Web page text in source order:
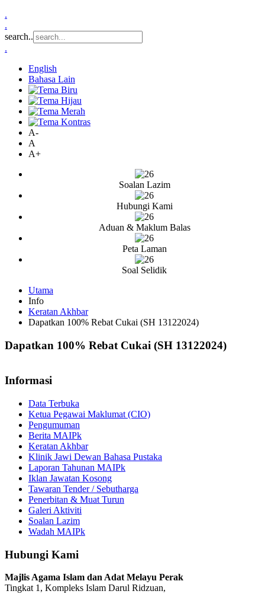
.
.
search..
.
English
Bahasa Lain
A-
A
A+
Soalan Lazim
Hubungi Kami
Aduan & Maklum Balas
Peta Laman
Soal Selidik
Utama
Info
Keratan Akhbar
Dapatkan 100% Rebat Cukai (SH 13122024)
Dapatkan 100% Rebat Cukai (SH 13122024)
Informasi
Data Terbuka
Ketua Pegawai Maklumat (CIO)
Pengumuman
Berita MAIPk
Keratan Akhbar
Klinik Jawi Dewan Bahasa Pustaka
Laporan Tahunan MAIPk
Iklan Jawatan Kosong
Tawaran Tender / Sebutharga
Penerbitan & Muat Turun
Galeri Aktiviti
Soalan Lazim
Wadah MAIPk
Hubungi Kami
Majlis Agama Islam dan Adat Melayu Perak
Tingkat 1, Kompleks Islam Darul Ridzuan,